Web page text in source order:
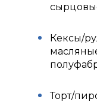
Кексы/
Торт/